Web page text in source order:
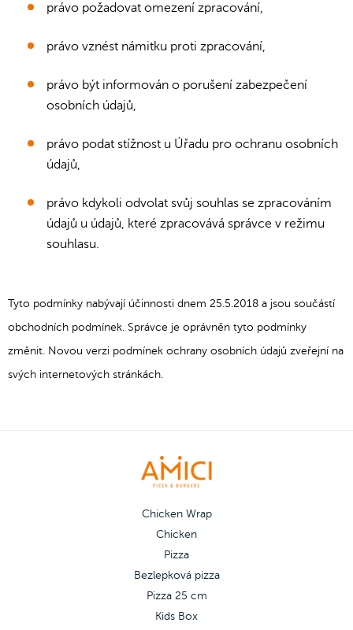
právo požadovat omezení zpracování,
právo vznést námitku proti zpracování,
právo být informován o porušení zabezpečení
osobních údajů,
právo podat stížnost u Úřadu pro ochranu osobních
údajů,
právo kdykoli odvolat svůj souhlas se zpracováním
údajů u údajů, které zpracovává správce v režimu
souhlasu.
Tyto podmínky nabývají účinnosti dnem 25.5.2018 a jsou součástí
obchodních podmínek. Správce je oprávněn tyto podmínky
změnit. Novou verzi podmínek ochrany osobních údajů zveřejní na
svých internetových stránkách.
Chicken Wrap
Chicken
Pizza
Bezlepková pizza
Pizza 25 cm
Kids Box